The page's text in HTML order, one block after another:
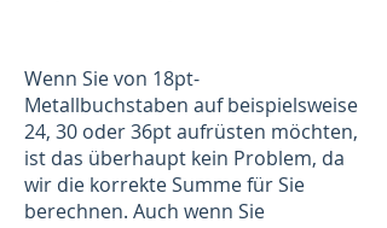
Wenn Sie von 18pt-
Metallbuchstaben auf beispielsweise
24, 30 oder 36pt aufrüsten möchten,
ist das überhaupt kein Problem, da
wir die korrekte Summe für Sie
berechnen. Auch wenn Sie